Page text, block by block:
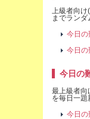
上級者向け
までラン
今日の
今日
今日の
最上級者向
を毎日一
今日の